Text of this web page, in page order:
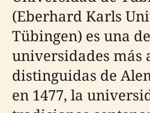
(Eberhard Karls
Tübingen) es una
universidades más
distinguidas de
en 1477, la